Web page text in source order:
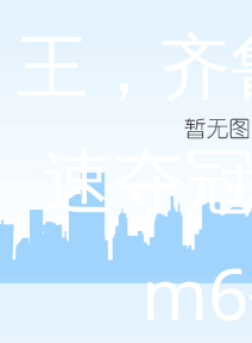
王，
速夺